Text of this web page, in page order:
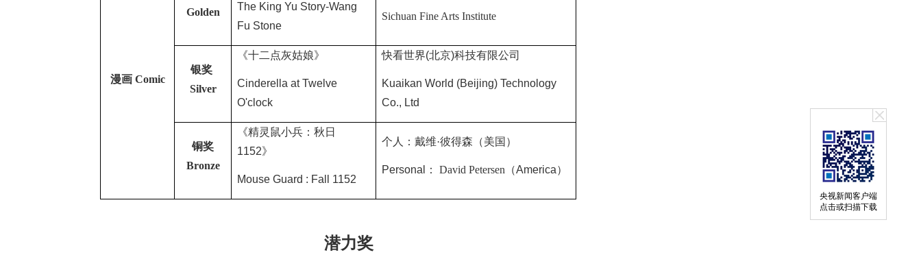
央视新闻客户端
点击或扫描下载
漫画Comic
Golden
The King Yu Story-Wang
Fu Stone
Sichuan Fine Arts Institute
银奖
Silver
《十二点灰姑娘》
Cinderella at Twelve
O'clock
快看世界(北京)科技有限公司
Kuaikan World (Beijing) Technology
Co., Ltd
铜奖
Bronze
《精灵鼠小兵：秋日
1152》
Mouse Guard : Fall 1152
个人： 戴维·彼得森 （美国）
Personal ： David Petersen （America）
潜力奖